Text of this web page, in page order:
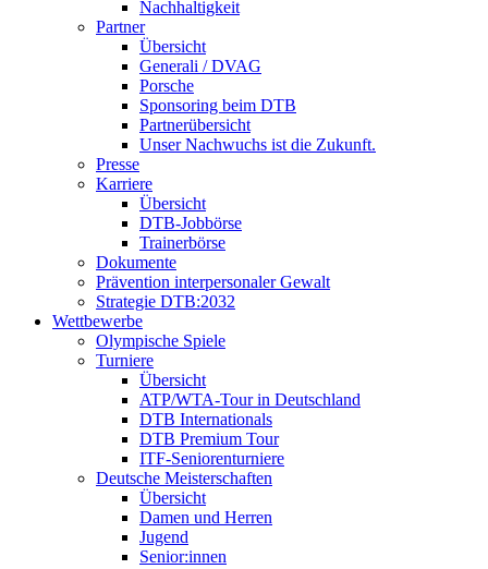
Nachhaltigkeit
Partner
Übersicht
Generali / DVAG
Porsche
Sponsoring beim DTB
Partnerübersicht
Unser Nachwuchs ist die Zukunft.
Presse
Karriere
Übersicht
DTB-Jobbörse
Trainerbörse
Dokumente
Prävention interpersonaler Gewalt
Strategie DTB:2032
Wettbewerbe
Olympische Spiele
Turniere
Übersicht
ATP/WTA-Tour in Deutschland
DTB Internationals
DTB Premium Tour
ITF-Seniorenturniere
Deutsche Meisterschaften
Übersicht
Damen und Herren
Jugend
Senior:innen